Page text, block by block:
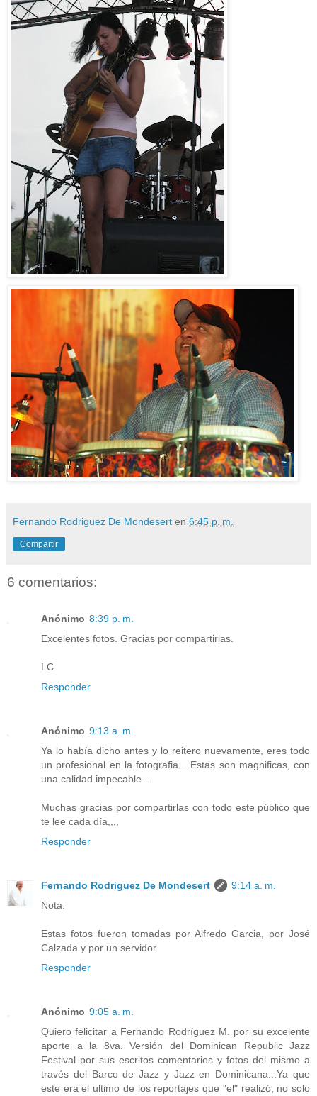
Fernando Rodriguez De Mondesert en 6:45 p. m.
Compartir
6 comentarios:
Anónimo 8:39 p. m.
Excelentes fotos. Gracias por compartirlas.
LC
Responder
Anónimo 9:13 a. m.
Ya lo había dicho antes y lo reitero nuevamente, eres todo
un profesional en la fotografia... Estas son magnificas, con
una calidad impecable...
Muchas gracias por compartirlas con todo este público que
te lee cada día,,,,
Responder
Fernando Rodriguez De Mondesert
9:14 a. m.
Nota:
Estas fotos fueron tomadas por Alfredo Garcia, por José
Calzada y por un servidor.
Responder
Anónimo 9:05 a. m.
Quiero felicitar a Fernando Rodríguez M. por su excelente
aporte a la 8va. Versión del Dominican Republic Jazz
Festival por sus escritos comentarios y fotos del mismo a
través del Barco de Jazz y Jazz en Dominicana...Ya que
este era el ultimo de los reportajes que "el" realizó, no solo